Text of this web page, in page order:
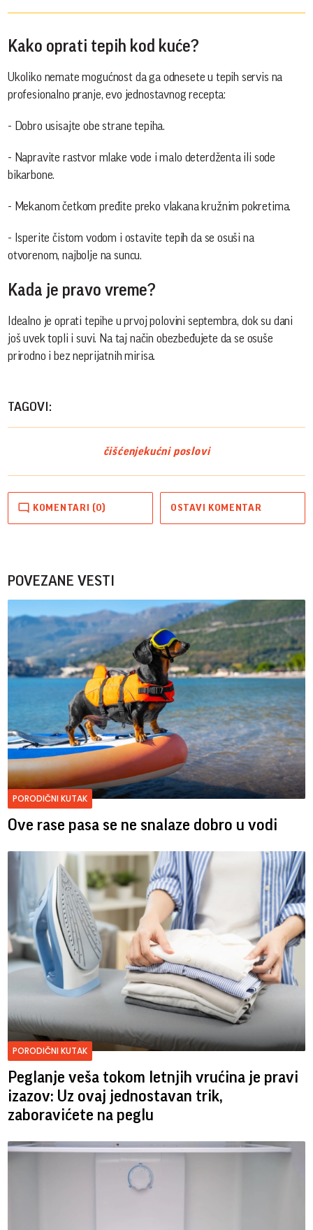
Kako oprati tepih kod kuće?
Ukoliko nemate mogućnost da ga odnesete u tepih servis na
profesionalno pranje, evo jednostavnog recepta:
- Dobro usisajte obe strane tepiha.
- Napravite rastvor mlake vode i malo deterdženta ili sode
bikarbone.
- Mekanom četkom pređite preko vlakana kružnim pokretima.
- Isperite čistom vodom i ostavite tepih da se osuši na
otvorenom, najbolje na suncu.
Kada je pravo vreme?
Idealno je oprati tepihe u prvoj polovini septembra, dok su dani
još uvek topli i suvi. Na taj način obezbeđujete da se osuše
prirodno i bez neprijatnih mirisa.
TAGOVI:
čišćenjekućni poslovi
KOMENTARI (0) OSTAVI KOMENTAR
POVEZANE VESTI
PORODIČNI KUTAK
Ove rase pasa se ne snalaze dobro u vodi
PORODIČNI KUTAK
Peglanje veša tokom letnjih vrućina je pravi
izazov: Uz ovaj jednostavan trik,
zaboravićete na peglu